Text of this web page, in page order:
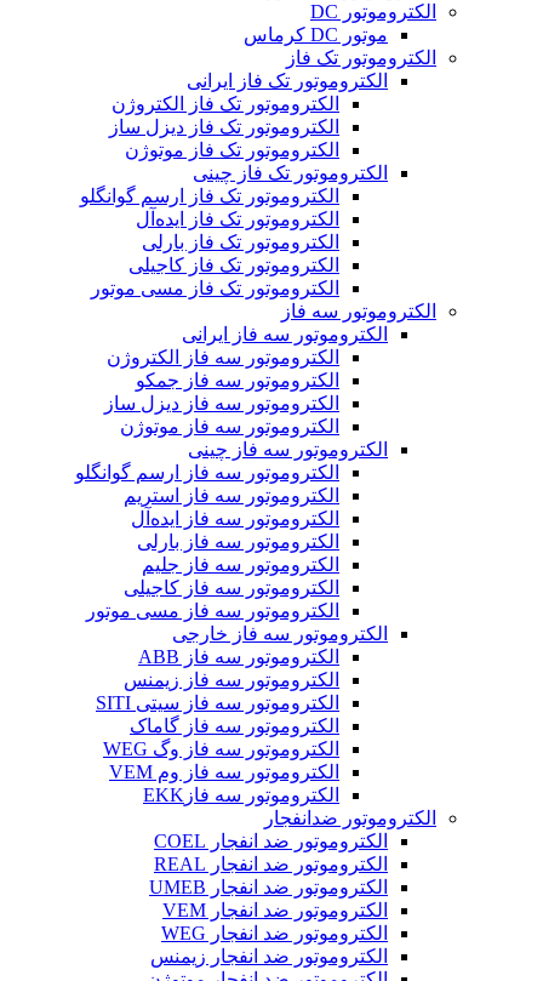
الکتروموتور DC
موتور DC کرماس
الکتروموتور تک فاز
الکتروموتور تک فاز ایرانی
الکتروموتور تک فاز الکتروژن
الکتروموتور تک فاز دیزل ساز
الکتروموتور تک فاز موتوژن
الکتروموتور تک فاز چینی
الکتروموتور تک فاز ارسم گوانگلو
الکتروموتور تک فاز ایده‌آل
الکتروموتور تک فاز بارلی
الکتروموتور تک فاز کاجیلی
الکتروموتور تک فاز مسی موتور
الکتروموتور سه فاز
الکتروموتور سه فاز ایرانی
الکتروموتور سه فاز الکتروژن
الکتروموتور سه فاز جمکو
الکتروموتور سه فاز دیزل ساز
الکتروموتور سه فاز موتوژن
الکتروموتور سه فاز چینی
الکتروموتور سه فاز ارسم گوانگلو
الکتروموتور سه فاز استریم
الکتروموتور سه فاز ایده‌آل
الکتروموتور سه فاز بارلی
الکتروموتور سه فاز جلیم
الکتروموتور سه فاز کاجیلی
الکتروموتور سه فاز مسی موتور
الکتروموتور سه فاز خارجی
الکتروموتور سه فاز ABB
الکتروموتور سه فاز زیمنس
الکتروموتور سه فاز سیتی SITI
الکتروموتور سه فاز گاماک
الکتروموتور سه فاز وگ WEG
الکتروموتور سه فاز وم VEM
الکتروموتور سه فازEKK
الکتروموتور ضدانفجار
الکتروموتور ضد انفجار COEL
الکتروموتور ضد انفجار REAL
الکتروموتور ضد انفجار UMEB
الکتروموتور ضد انفجار VEM
الکتروموتور ضد انفجار WEG
الکتروموتور ضد انفجار زیمنس